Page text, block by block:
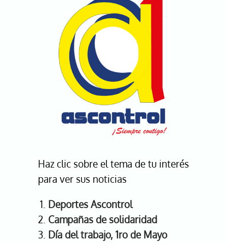
Haz clic sobre el tema de tu interés
para ver sus noticias
Deportes Ascontrol
Campañas de solidaridad
Día del trabajo, 1ro de Mayo